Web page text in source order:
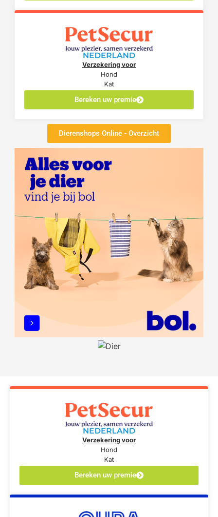
NEDERLAND
Verzekering voor
Hond
Kat
Bereken uw premie
Dierenshops Online - Overzicht
NEDERLAND
Verzekering voor
Hond
Kat
Bereken uw premie